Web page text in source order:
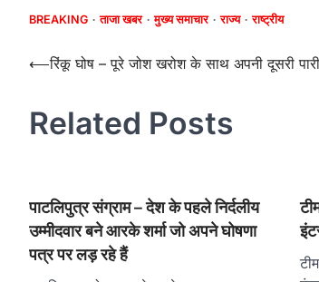
BREAKING ताजा खबर मुख्य समाचार राज्य राष्ट्रीय
Post
⟵रिंकू घोष – पूरे जोश खरोश के साथ अपनी दूसरी
Related Posts
पाटलिपुत्र संग्राम – देश के पहले निर्दलीय
उम्मीदवार बने आरके शर्मा जो अपने घोषणा
पत्र पर लड़ रहे हैं